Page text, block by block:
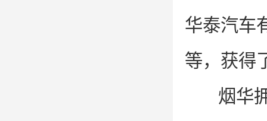
华泰汽车
等，获得
烟华